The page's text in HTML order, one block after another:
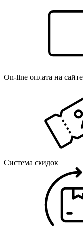
On-line оплата на сайте
Система скидок